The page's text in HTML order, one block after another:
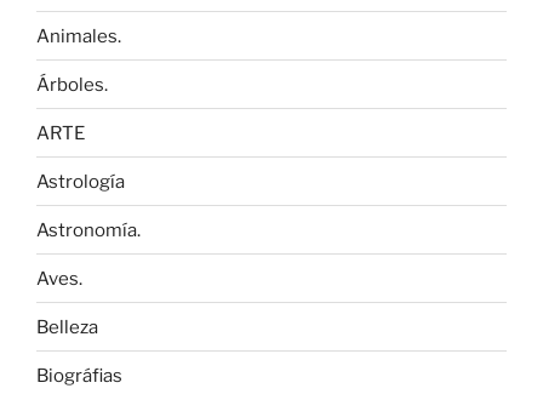
Animales.
Árboles.
ARTE
Astrología
Astronomía.
Aves.
Belleza
Biográfias